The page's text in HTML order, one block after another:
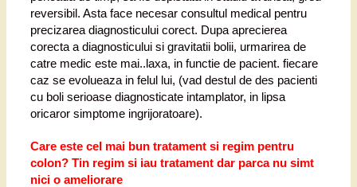
reversibil. Asta face necesar consultul medical pentru
precizarea diagnosticului corect. Dupa aprecierea
corecta a diagnosticului si gravitatii bolii, urmarirea de
catre medic este mai..laxa, in functie de pacient. fiecare
caz se evolueaza in felul lui, (vad destul de des pacienti
cu boli serioase diagnosticate intamplator, in lipsa
oricaror simptome ingrijoratoare).
Care este cel mai bun tratament si regim pentru
colon? Tin regim si iau tratament dar parca nu simt
nici o ameliorare